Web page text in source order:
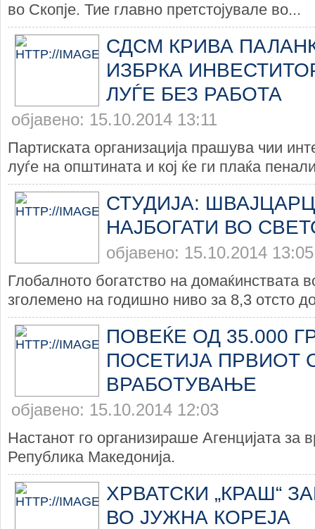
во Скопје. Тие главно претстојувале во...
СДСМ КРИВА
ИЗБРКА
ЛУЃЕ БЕЗ РАБОТА
објавено: 15.10.2014 13:11
Партиската организација прашува чии
луѓе на општината и кој ќе ги плаќа
СТУДИЈА:
НАЈБОГАТИ ВО
објавено: 15.10.2014 13:05
Глобалното богатство на домаќинствата
зголемено на годишно ниво за 8,3 отсто
ПОВЕЌЕ ОД 35.000
ПОСЕТИЈА ПРВИОТ
ВРАБОТУВАЊЕ
објавено: 15.10.2014 12:03
Настанот го организираше Агенцијата за
Република Македонија.
ХРВАТСКИ „КРАШ“
ВО ЈУЖНА КОРЕЈА